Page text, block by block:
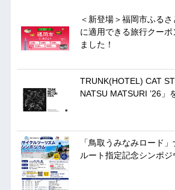
＜新登場＞福岡市ふる
に適用できる旅行クー
ました！
TRUNK(HOTEL) CAT
NATSU MATSURI ’26
「鳥取うみなみロード
ルート指定記念シンポジ